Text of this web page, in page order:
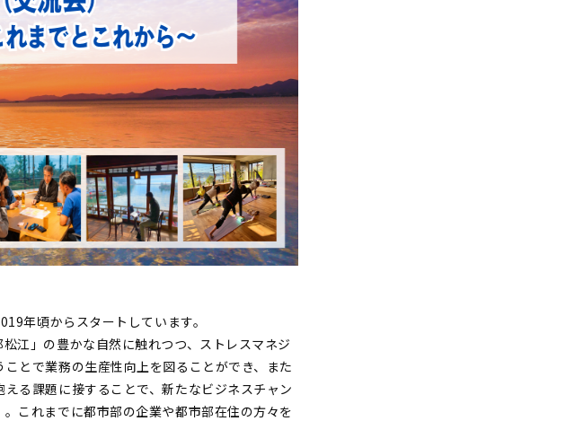
年頃からスタートしています。
江」の豊かな自然に触れつつ、ストレスマネジ
とで業務の生産性向上を図ることができ、また
る課題に接することで、新たなビジネスチャン
これまでに都市部の企業や都市部在住の方々を